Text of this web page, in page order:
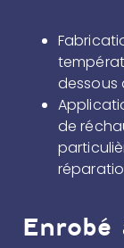
dessous
de
Enrobé